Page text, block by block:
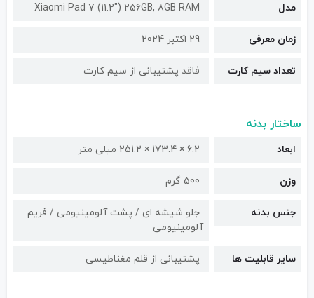
مدل Xiaomi Pad 7 (11.2") 256GB, 8GB RAM
زمان معرفی 29 اکتبر 2024
تعداد سیم کارت فاقد پشتیبانی از سیم کارت
ساختار بدنه
ابعاد 6.2 × 173.4 × 251.2 میلی متر
وزن 500 گرم
جنس بدنه
جلو شیشه ای / پشت آلومینیومی / فریم
آلومینیومی
سایر قابلیت ها پشتیبانی از قلم مغناطیسی